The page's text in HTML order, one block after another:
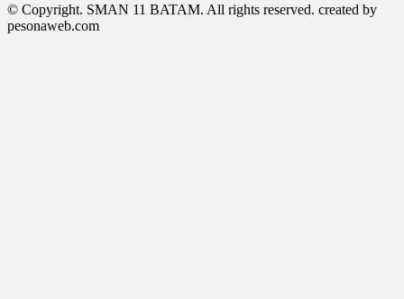
© Copyright. SMAN 11 BATAM. All rights reserved. created by
pesonaweb.com